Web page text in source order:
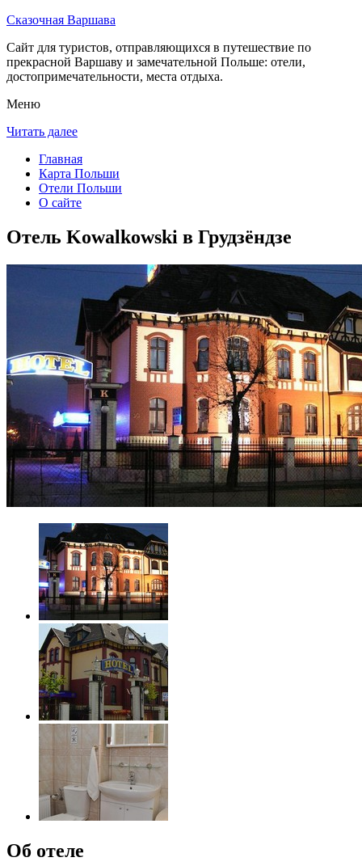
Сказочная Варшава
Сайт для туристов, отправляющихся в путешествие по
прекрасной Варшаву и замечательной Польше: отели,
достопримечательности, места отдыха.
Меню
Читать далее
Главная
Карта Польши
Отели Польши
О сайте
Отель Kowalkowski в Грудзёндзе
Об отеле